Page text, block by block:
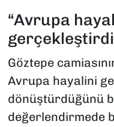
“Avrupa
Göztepe
Avrupa hayalini
dönüştürdüğünü
değerlendirmede